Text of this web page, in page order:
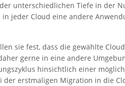
unterschiedlichen Tiefe in der
jeder Cloud eine andere
sie fest, dass die gewählte
gerne in eine andere
hinsichtlich einer
der erstmaligen Migration in die